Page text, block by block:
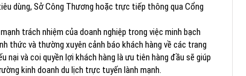
dùng, Sở Công Thương hoặc trực tiếp thông qua Cổng
trách nhiệm của doanh nghiệp trong việc minh bạch
thức và thường xuyên cảnh báo khách hàng về các trang
và coi quyền lợi khách hàng là ưu tiên hàng đầu sẽ giúp
kinh doanh du lịch trực tuyến lành mạnh.